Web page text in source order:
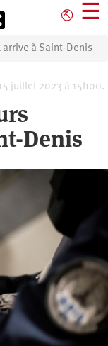
⎋ ☰
à Saint-Denis
juillet 2023 à 15h00.
Denis